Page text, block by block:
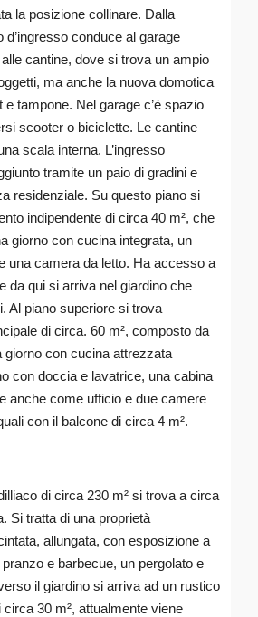
la posizione collinare. Dalla
d’ingresso conduce al garage
cantine, dove si trova un ampio
ma anche la nuova domotica
e tampone. Nel garage c’è spazio
scooter o biciclette. Le cantine
scala interna. L’ingresso
tramite un paio di gradini e
residenziale. Su questo piano si
indipendente di circa 40 m², che
giorno con cucina integrata, un
una camera da letto. Ha accesso a
da qui si arriva nel giardino che
Al piano superiore si trova
di circa. 60 m², composto da
giorno con cucina attrezzata
con doccia e lavatrice, una cabina
anche come ufficio e due camere
con il balcone di circa 4 m².
di circa 230 m² si trova a circa
Si tratta di una proprietà
allungata, con esposizione a
e barbecue, un pergolato e
il giardino si arriva ad un rustico
circa 30 m², attualmente viene